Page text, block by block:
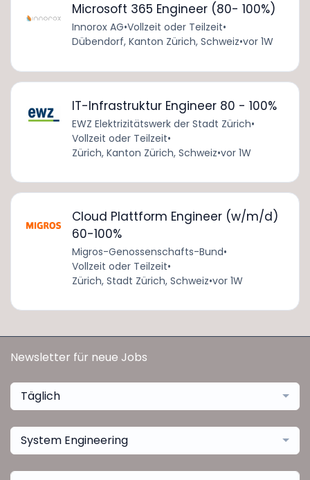
Microsoft 365 Engineer (80- 100%)
Innorox AG•Vollzeit oder Teilzeit•
Dübendorf, Kanton Zürich, Schweiz•vor 1W
IT-Infrastruktur Engineer 80 - 100%
EWZ Elektrizitätswerk der Stadt Zürich•
Vollzeit oder Teilzeit•
Zürich, Kanton Zürich, Schweiz•vor 1W
Cloud Plattform Engineer (w/m/d)
60-100%
Migros-Genossenschafts-Bund•
Vollzeit oder Teilzeit•
Zürich, Stadt Zürich, Schweiz•vor 1W
Newsletter für neue Jobs
Täglich
System Engineering